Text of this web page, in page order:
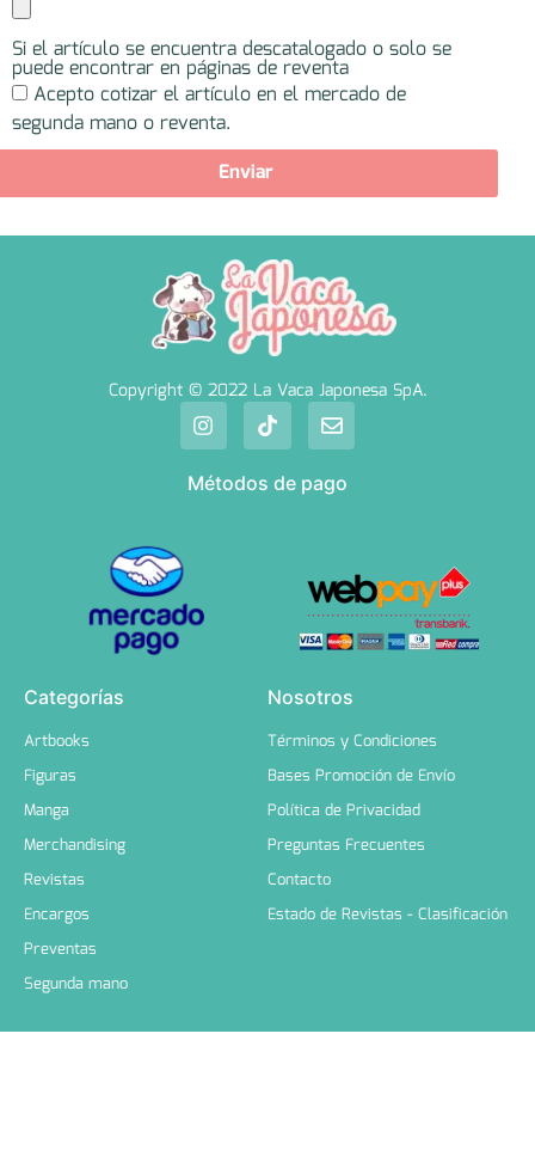
Si el artículo se encuentra descatalogado o solo se
puede encontrar en páginas de reventa
Acepto cotizar el artículo en el mercado de
segunda mano o reventa.
Enviar
Copyright © 2022 La Vaca Japonesa SpA.
Métodos de pago
Categorías
Artbooks
Figuras
Manga
Merchandising
Revistas
Encargos
Preventas
Segunda mano
Nosotros
Términos y Condiciones
Bases Promoción de Envío
Política de Privacidad
Preguntas Frecuentes
Contacto
Estado de Revistas - Clasificación